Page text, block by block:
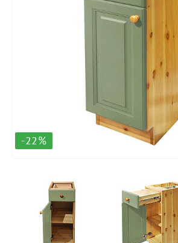
-22%